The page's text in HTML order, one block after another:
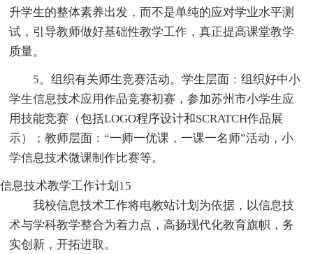
升学生的整体素养出发，而不是单纯的应对学业水平测
试，引导教师做好基础性教学工作，真正提高课堂教学
质量。
5。组织有关师生竞赛活动。学生层面：组织好中小
学生信息技术应用作品竞赛初赛，参加苏州市小学生应
用技能竞赛（包括LOGO程序设计和SCRATCH作品展
示）；教师层面：“一师一优课，一课一名师”活动，小
学信息技术微课制作比赛等。
信息技术教学工作计划15
我校信息技术工作将电教站计划为依据，以信息技
术与学科教学整合为着力点，高扬现代化教育旗帜，务
实创新，开拓进取。